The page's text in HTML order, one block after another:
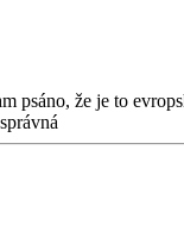
psáno, že je to